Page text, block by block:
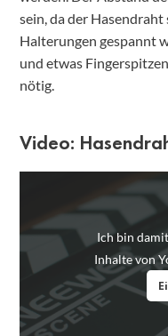
sein, da der
Halterungen gespannt
und etwas
nötig.
Video:
Ich bin
Inhalte von